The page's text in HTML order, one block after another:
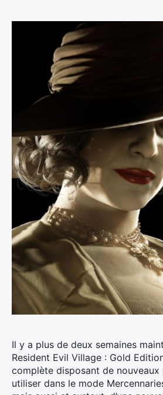
Il y a plus de deux semaines
Resident Evil Village : Gold
complète disposant de nouveaux
utiliser dans le mode